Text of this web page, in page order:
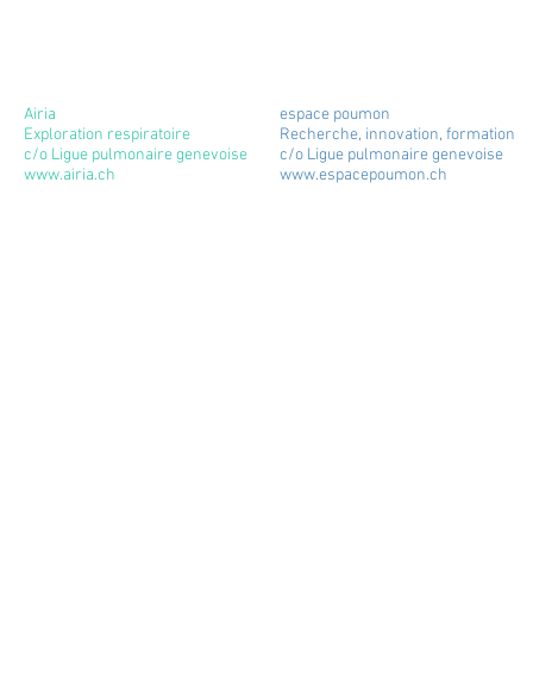
Airia
Exploration respiratoire
c/o Ligue pulmonaire genevoise
www.airia.ch
espace poumon
Recherche, innovation, formation
c/o Ligue pulmonaire genevoise
www.espacepoumon.ch